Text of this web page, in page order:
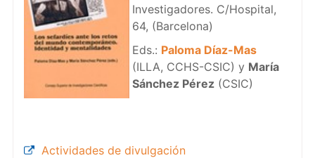
Investigadores. C/Hospital,
64, (Barcelona)
Eds.: Paloma Díaz-Mas
(ILLA, CCHS-CSIC) y María
Sánchez Pérez(CSIC)
Actividades de divulgación